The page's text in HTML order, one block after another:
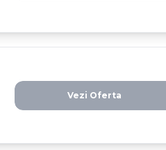
Vezi Oferta